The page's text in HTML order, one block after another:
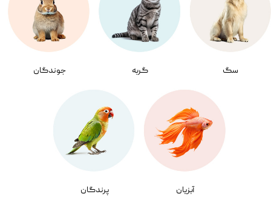
سگ گربه جوندگان
آبزیان پرندگان